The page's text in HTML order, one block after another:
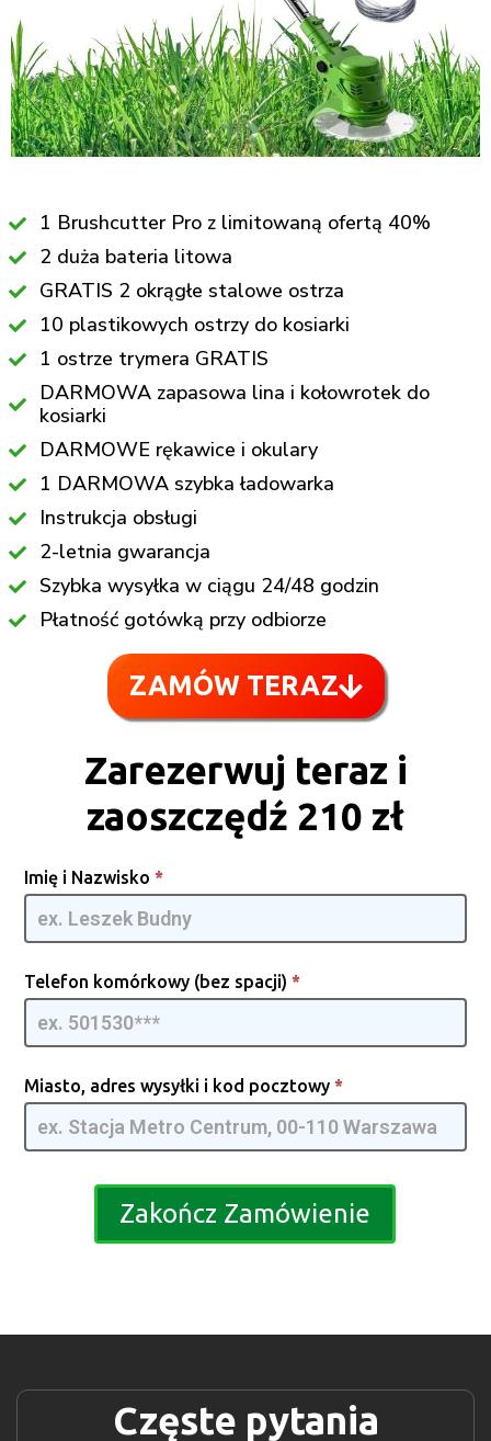
1 Brushcutter Pro z limitowaną ofertą 40%
2 duża bateria litowa
GRATIS 2 okrągłe stalowe ostrza
10 plastikowych ostrzy do kosiarki
1 ostrze trymera GRATIS
DARMOWA zapasowa lina i kołowrotek do
kosiarki
DARMOWE rękawice i okulary
1 DARMOWA szybka ładowarka
Instrukcja obsługi
2-letnia gwarancja
Szybka wysyłka w ciągu 24/48 godzin
Płatność gotówką przy odbiorze
ZAMÓW TERAZ
Zarezerwuj teraz i
zaoszczędź 210 zł
Grass
Trimmer
[PL] -
GQMIA |
Imię i Nazwisko *
Telefon komórkowy (bez spacji) *
Miasto, adres wysyłki i kod pocztowy *
Zakończ Zamówienie
Częste pytania